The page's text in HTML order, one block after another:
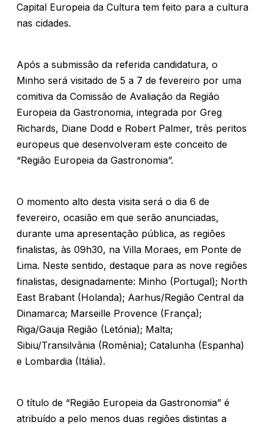
Capital Europeia da Cultura tem feito para a cultura
nas cidades.
Após a submissão da referida candidatura, o
Minho será visitado de 5 a 7 de fevereiro por uma
comitiva da Comissão de Avaliação da Região
Europeia da Gastronomia, integrada por Greg
Richards, Diane Dodd e Robert Palmer, três peritos
europeus que desenvolveram este conceito de
“Região Europeia da Gastronomia”.
O momento alto desta visita será o dia 6 de
fevereiro, ocasião em que serão anunciadas,
durante uma apresentação pública, as regiões
finalistas, às 09h30, na Villa Moraes, em Ponte de
Lima. Neste sentido, destaque para as nove regiões
finalistas, designadamente: Minho (Portugal); North
East Brabant (Holanda); Aarhus/Região Central da
Dinamarca; Marseille Provence (França);
Riga/Gauja Região (Letónia); Malta;
Sibiu/Transilvânia (Romênia); Catalunha (Espanha)
e Lombardia (Itália).
O título de “Região Europeia da Gastronomia” é
atribuído a pelo menos duas regiões distintas a